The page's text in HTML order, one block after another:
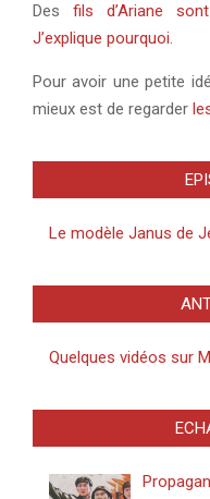
Des fils d’Ariane
J’explique pourquoi.
Pour avoir une petite
mieux est de regarder
Le modèle Janus de
Quelques vidéos sur